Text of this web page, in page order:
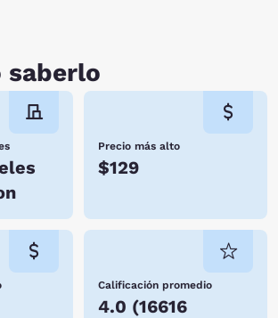
saberlo
Precio más alto
$129
Calificación promedio
4.0 (16616